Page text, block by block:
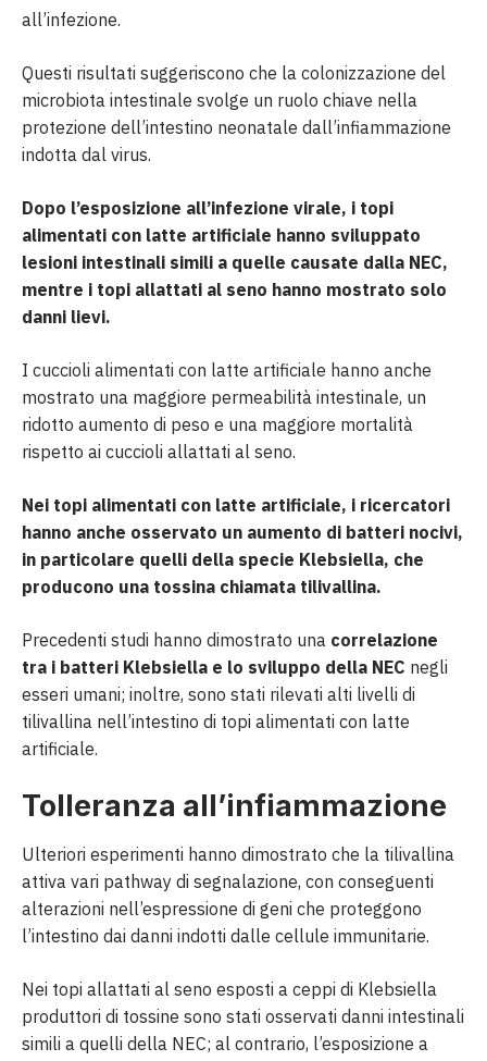
all’infezione.
Questi risultati suggeriscono che la colonizzazione del
microbiota intestinale svolge un ruolo chiave nella
protezione dell’intestino neonatale dall’infiammazione
indotta dal virus.
Dopo l’esposizione all’infezione virale, i topi
alimentati con latte artificiale hanno sviluppato
lesioni intestinali simili a quelle causate dalla NEC,
mentre i topi allattati al seno hanno mostrato solo
danni lievi.
I cuccioli alimentati con latte artificiale hanno anche
mostrato una maggiore permeabilità intestinale, un
ridotto aumento di peso e una maggiore mortalità
rispetto ai cuccioli allattati al seno.
Nei topi alimentati con latte artificiale, i ricercatori
hanno anche osservato un aumento di batteri nocivi,
in particolare quelli della specie Klebsiella, che
producono una tossina chiamata tilivallina.
Precedenti studi hanno dimostrato una correlazione
tra i batteri Klebsiella e lo sviluppo della NEC negli
esseri umani; inoltre, sono stati rilevati alti livelli di
tilivallina nell’intestino di topi alimentati con latte
artificiale.
Tolleranza all’infiammazione
Ulteriori esperimenti hanno dimostrato che la tilivallina
attiva vari pathway di segnalazione, con conseguenti
alterazioni nell’espressione di geni che proteggono
l’intestino dai danni indotti dalle cellule immunitarie.
Nei topi allattati al seno esposti a ceppi di Klebsiella
produttori di tossine sono stati osservati danni intestinali
simili a quelli della NEC; al contrario, l’esposizione a